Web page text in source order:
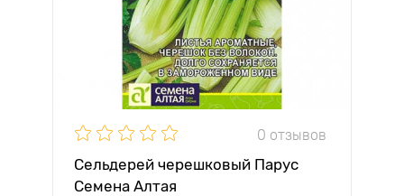
0 отзывов
Сельдерей черешковый Парус
Семена Алтая